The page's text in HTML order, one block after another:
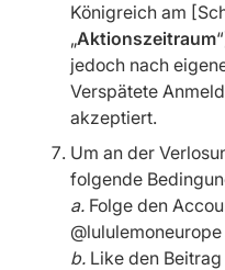
Königreich am
„Aktionszeitraum
jedoch nach
Verspätete
akzeptiert.
Um an der
folgende
a. Folge den
b. Like den